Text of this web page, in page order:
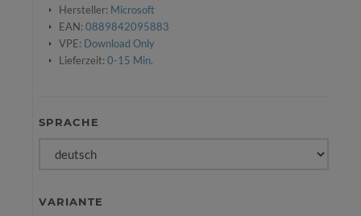
Hersteller: Microsoft
EAN: 0889842095883
VPE: Download Only
Lieferzeit: 0-15 Min.
SPRACHE
VARIANTE